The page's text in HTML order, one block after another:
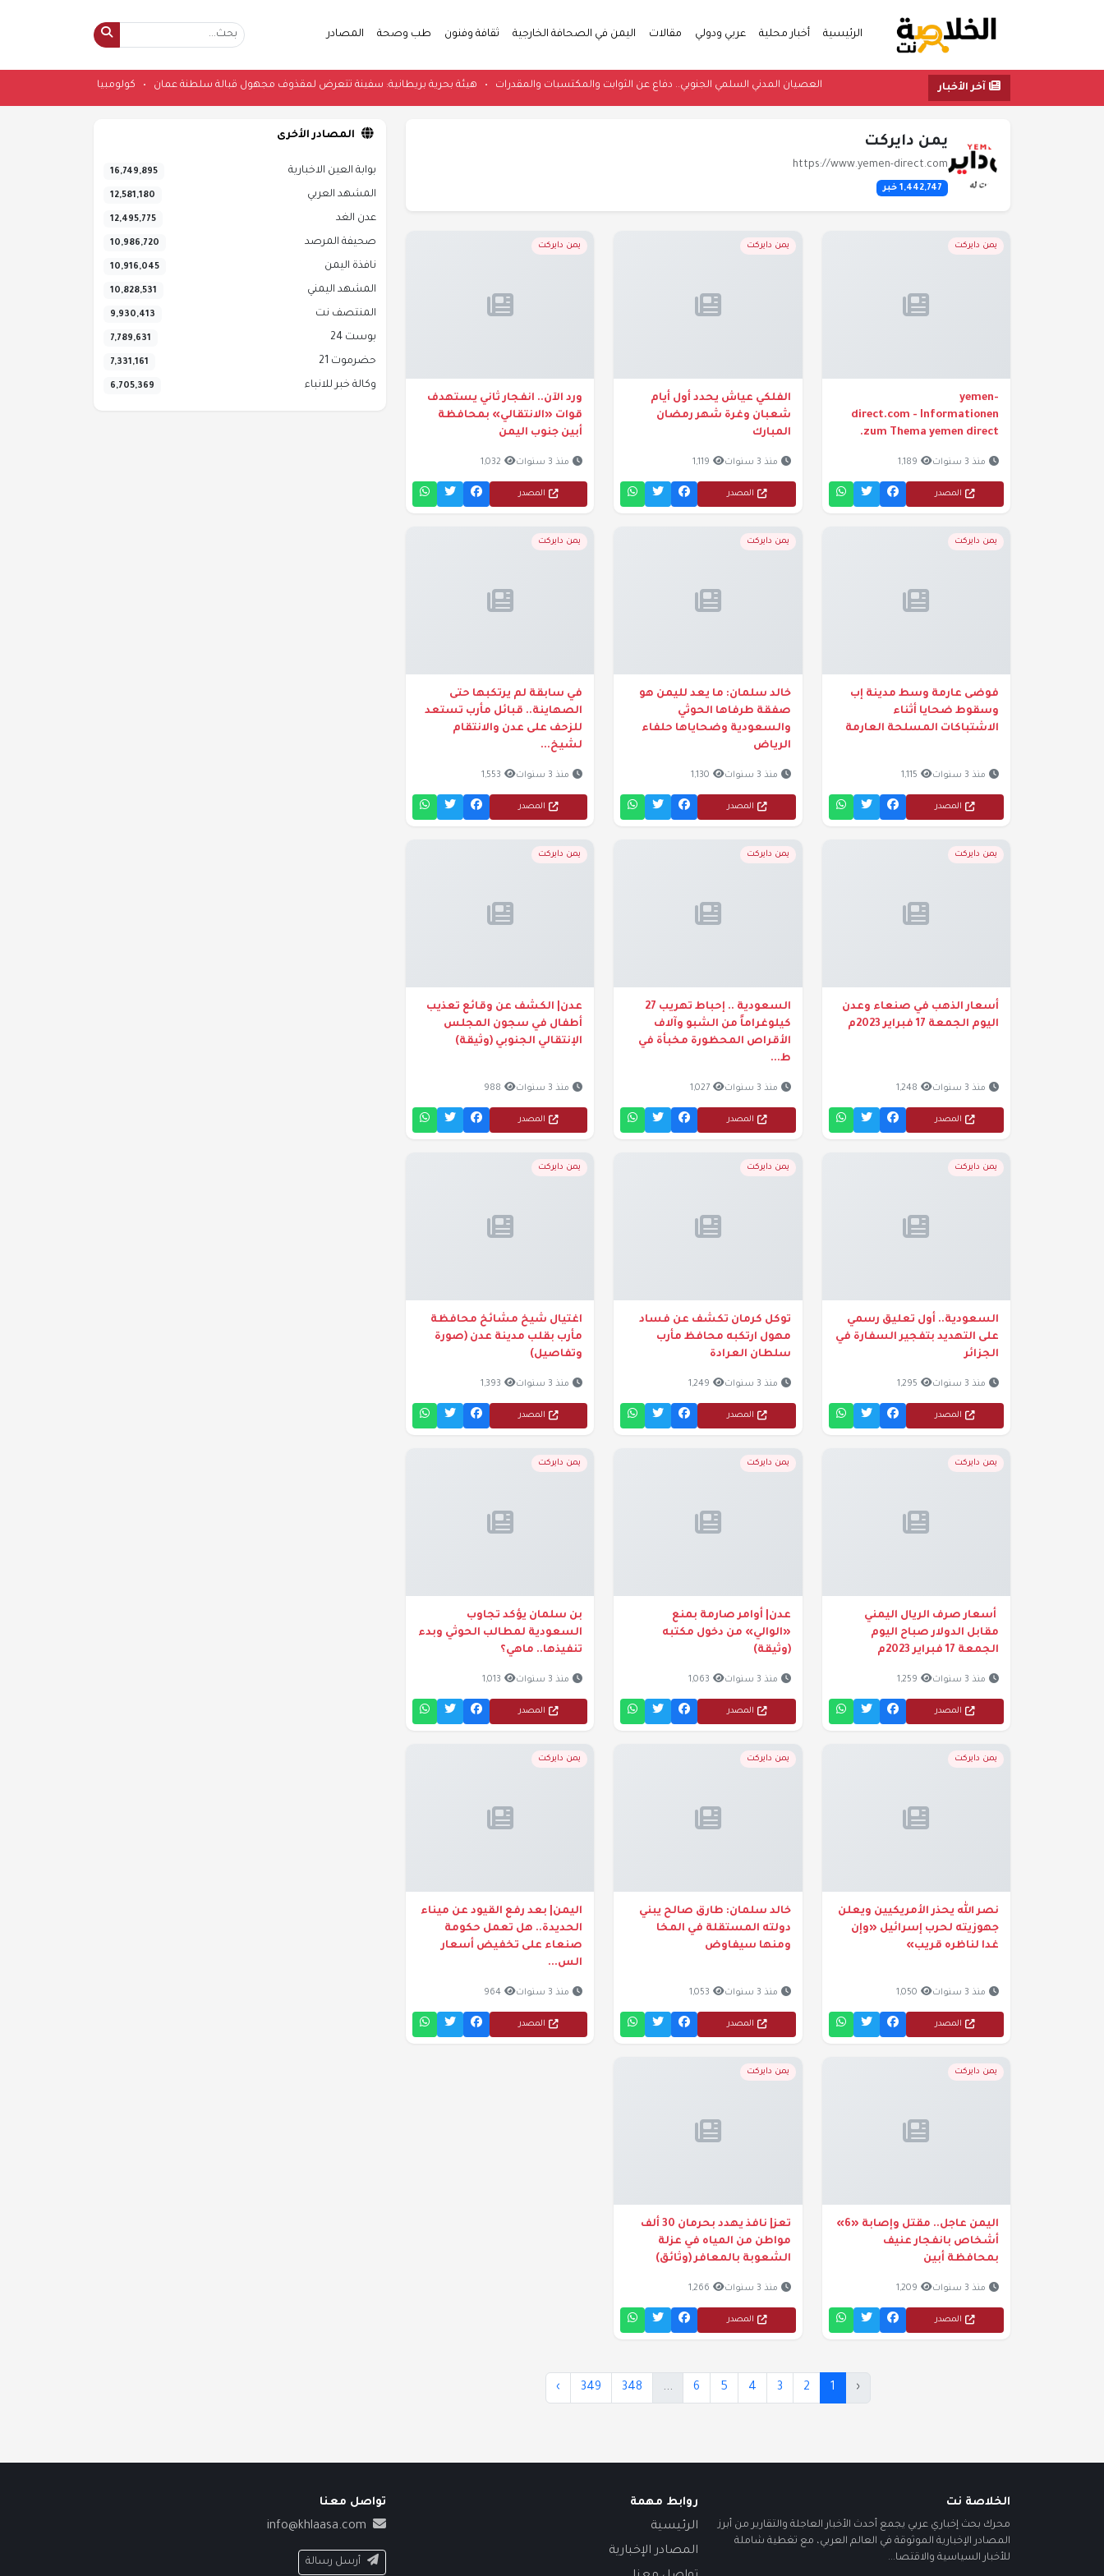
الرئيسية أخبار محلية عربي ودولي مقالات اليمن في الصحافة الخارجية ثقافة وفنون طب وصحة المصادر
آخر الأخبار العصيان المدني السلمي الجنوبي.. دفاع عن الثوابت والمكتسبات والمقدرات•هيئة بحرية بريطانية: سفينة تتعرض لمقذوف مجهول قبالة سلطنة عمان•
يمن دايركت
https://www.yemen-direct.com
1,442,747 خبر
يمن دايركت
yemen-
direct.com - Informationen
zum Thema yemen direct.
منذ 3 سنوات 1,189
المصدر
يمن دايركت
الفلكي عياش يحدد أول أيام
شعبان وغرة شهر رمضان
المبارك
منذ 3 سنوات 1,119
المصدر
يمن دايركت
ورد الآن.. انفجار ثاني يستهدف
قوات «الانتقالي» بمحافظة
أبين جنوب اليمن
منذ 3 سنوات 1,032
المصدر
يمن دايركت
فوضى عارمة وسط مدينة إب
وسقوط ضحايا أثناء
الاشتباكات المسلحة العارمة
منذ 3 سنوات 1,115
المصدر
يمن دايركت
خالد سلمان: ما يعد لليمن هو
صفقة طرفاها الحوثي
والسعودية وضحاياها حلفاء
الرياض
منذ 3 سنوات 1,130
المصدر
يمن دايركت
في سابقة لم يرتكبها حتى
الصهاينة.. قبائل مأرب تستعد
للزحف على عدن والانتقام
لشيخ...
منذ 3 سنوات 1,553
المصدر
يمن دايركت
أسعار الذهب في صنعاء وعدن
اليوم الجمعة 17 فبراير 2023م
منذ 3 سنوات 1,248
المصدر
يمن دايركت
السعودية .. إحباط تهريب 27
كيلوغراماً من الشبو وآلاف
الأقراص المحظورة مخبأة في
ط...
منذ 3 سنوات 1,027
المصدر
يمن دايركت
عدن| الكشف عن وقائع تعذيب
أطفال في سجون المجلس
الإنتقالي الجنوبي (وثيقة)
منذ 3 سنوات 988
المصدر
يمن دايركت
السعودية.. أول تعليق رسمي
على التهديد بتفجير السفارة في
الجزائر
منذ 3 سنوات 1,295
المصدر
يمن دايركت
توكل كرمان تكشف عن فساد
مهول ارتكبه محافظ مأرب
سلطان العرادة
منذ 3 سنوات 1,249
المصدر
يمن دايركت
اغتيال شيخ مشائخ محافظة
مأرب بقلب مدينة عدن (صورة
وتفاصيل)
منذ 3 سنوات 1,393
المصدر
يمن دايركت
أسعار صرف الريال اليمني
مقابل الدولار صباح اليوم
الجمعة 17 فبراير 2023م
منذ 3 سنوات 1,259
المصدر
يمن دايركت
عدن| أوامر صارمة بمنع
«الوالي» من دخول مكتبه
(وثيقة)
منذ 3 سنوات 1,063
المصدر
يمن دايركت
بن سلمان يؤكد تجاوب
السعودية لمطالب الحوثي وبدء
تنفيذها.. ماهي؟
منذ 3 سنوات 1,013
المصدر
يمن دايركت
نصر الله يحذر الأمريكيين ويعلن
جهوزيته لحرب إسرائيل «وإن
غدا لناظره قريب»
منذ 3 سنوات 1,050
المصدر
يمن دايركت
خالد سلمان: طارق صالح يبني
دولته المستقلة في المخا
ومنها سيفاوض
منذ 3 سنوات 1,053
المصدر
يمن دايركت
اليمن| بعد رفع القيود عن ميناء
الحديدة.. هل تعمل حكومة
صنعاء على تخفيض أسعار
الس...
منذ 3 سنوات 964
المصدر
يمن دايركت
اليمن عاجل.. مقتل وإصابة «6»
أشخاص بانفجار عنيف
بمحافظة أبين
منذ 3 سنوات 1,209
المصدر
يمن دايركت
تعز| نافذ يهدد بحرمان 30 ألف
مواطن من المياه في عزلة
الشعوبة بالمعافر (وثائق)
منذ 3 سنوات 1,266
المصدر
‹
1
2
3
4
5
6
...
348
349
›
المصادر الأخرى
بوابة العين الاخبارية 16,749,895
المشهد العربي 12,581,180
عدن الغد 12,495,775
صحيفة المرصد 10,986,720
نافذة اليمن 10,916,045
المشهد اليمني 10,828,531
المنتصف نت 9,930,413
بوست 24 7,789,631
حضرموت 21 7,331,161
وكالة خبر للانباء 6,705,369
الخلاصة نت
محرك بحث إخباري عربي يجمع أحدث الأخبار العاجلة والتقارير من أبرز
المصادر الإخبارية الموثوقة في العالم العربي، مع تغطية شاملة
للأخبار السياسية والاقتصا...
روابط مهمة
الرئيسية
المصادر الإخبارية
تواصل معنا
info@khlaasa.com
أرسل رسالة